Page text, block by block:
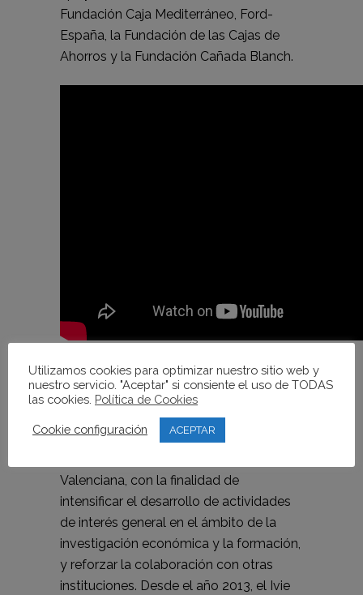
Fundación Caja Mediterráneo, Ford-
España, la Fundación de las Cajas de
Ahorros y la Fundación Cañada Blanch.
Además, para el desarrollo de sus
investigaciones, el Ivie trabaja
en estrecha colaboración con las
universidades valencianas. En 2011 se
Valenciana, con la finalidad de
intensificar el desarrollo de actividades
de interés general en el ámbito de la
investigación económica y la formación,
y reforzar la colaboración con otras
instituciones. Desde el año 2013, el Ivie
Utilizamos cookies para optimizar nuestro sitio web y
nuestro servicio. "Aceptar" si consiente el uso de TODAS
las cookies. Política de Cookies
Cookie configuración ACEPTAR